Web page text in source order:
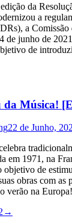
edição da
a
a
junho de
de
da Música!
22 de Junho,
em 1971, na
de
obras com as
verão na Europa!
→